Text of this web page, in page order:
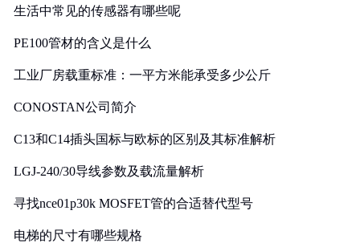
生活中常见的传感器有哪些呢
PE100管材的含义是什么
工业厂房载重标准：一平方米能承受多少公斤
CONOSTAN公司简介
C13和C14插头国标与欧标的区别及其标准解析
LGJ-240/30导线参数及载流量解析
寻找nce01p30k MOSFET管的合适替代型号
电梯的尺寸有哪些规格